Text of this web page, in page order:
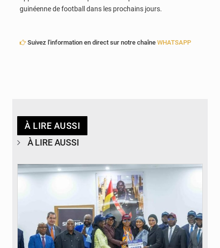
guinéenne de football dans les prochains jours.
Suivez l'information en direct sur notre chaîne WHATSAPP
À LIRE AUSSI
À LIRE AUSSI